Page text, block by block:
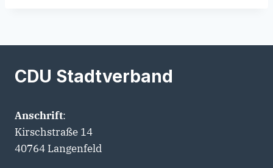
CDU Stadtverband
Anschrift:
Kirschstraße 14
40764 Langenfeld